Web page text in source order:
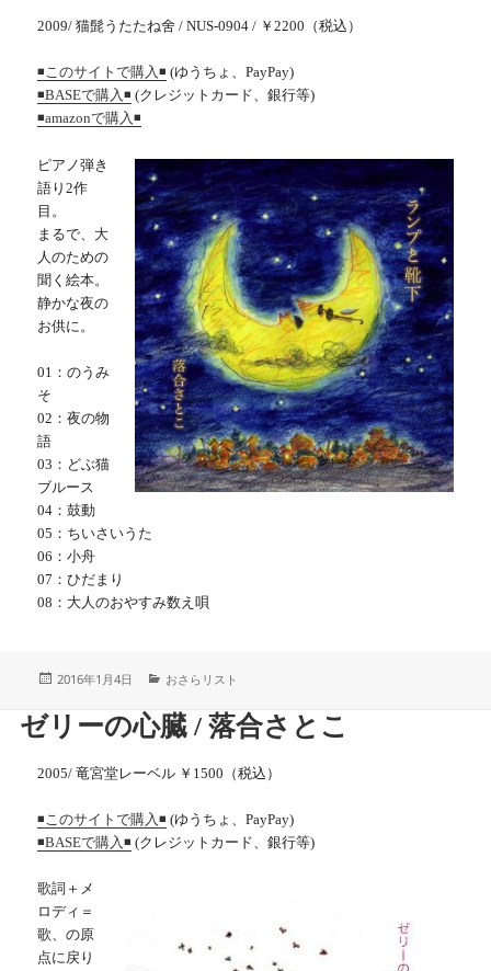
2009/ 猫髭うたたね舍 / NUS-0904 / ￥2200（税込）
◾️このサイトで購入◾️ (ゆうちょ、PayPay)
◾️BASEで購入◾️ (クレジットカード、銀行等)
◾️amazonで購入◾️
ピアノ弾き
語り2作
目。
まるで、大
人のための
聞く絵本。
静かな夜の
お供に。
01：のうみ
そ
02：夜の物
語
03：どぶ猫
ブルース
04：鼓動
05：ちいさいうた
06：小舟
07：ひだまり
08：大人のおやすみ数え唄
投
日:
2016年1月4日
カ
ゴ
リ
おさらリスト
ゼリーの心臓 / 落合さとこ
2005/ 竜宮堂レーベル ￥1500（税込）
◾️このサイトで購入◾️ (ゆうちょ、PayPay)
◾️BASEで購入◾️ (クレジットカード、銀行等)
歌詞＋メ
ロディ＝
歌、の原
点に戻り